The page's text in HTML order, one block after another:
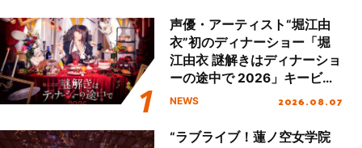
声優・アーティスト“堀江由
衣”初のディナーショー「堀
江由衣 謎解きはディナーショ
ーの途中で 2026」キービジ
ュアル＆グッズラインナップ
NEWS 2026.08.07
“ラブライブ！蓮ノ空女学院